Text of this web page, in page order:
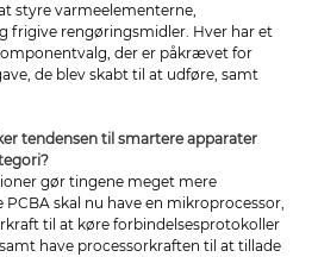
styre varmeelementerne,
frigive rengøringsmidler. Hver har et
der er påkrævet for
de blev skabt til at udføre, samt
tendensen til smartere apparater
gør tingene meget mere
skal nu have en mikroprocessor,
til at køre forbindelsesprotokoller
have processorkraften til at tillade